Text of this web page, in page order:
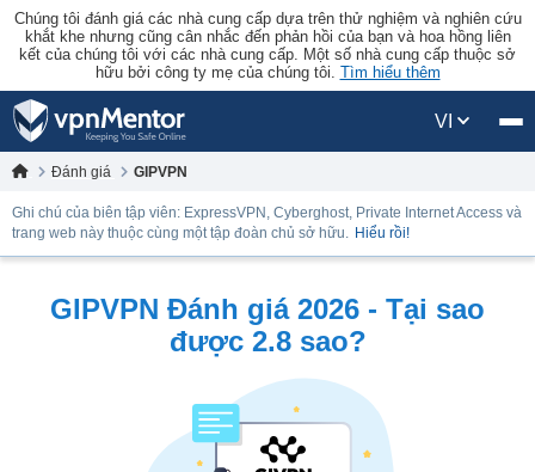
Chúng tôi đánh giá các nhà cung cấp dựa trên thử nghiệm và nghiên cứu
khắt khe nhưng cũng cân nhắc đến phản hồi của bạn và hoa hồng liên
kết của chúng tôi với các nhà cung cấp. Một số nhà cung cấp thuộc sở
hữu bởi công ty mẹ của chúng tôi. Tìm hiểu thêm
VI
Đánh giá GIPVPN
Ghi chú của biên tập viên: ExpressVPN, Cyberghost, Private Internet Access và
trang web này thuộc cùng một tập đoàn chủ sở hữu. Hiểu rồi!
GIPVPN Đánh giá 2026 - Tại sao
được 2.8 sao?